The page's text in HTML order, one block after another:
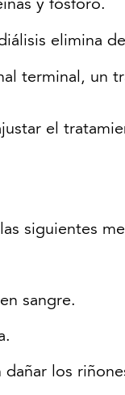
y fósforo.
elimina
terminal, un
el
siguientes
sangre.
los